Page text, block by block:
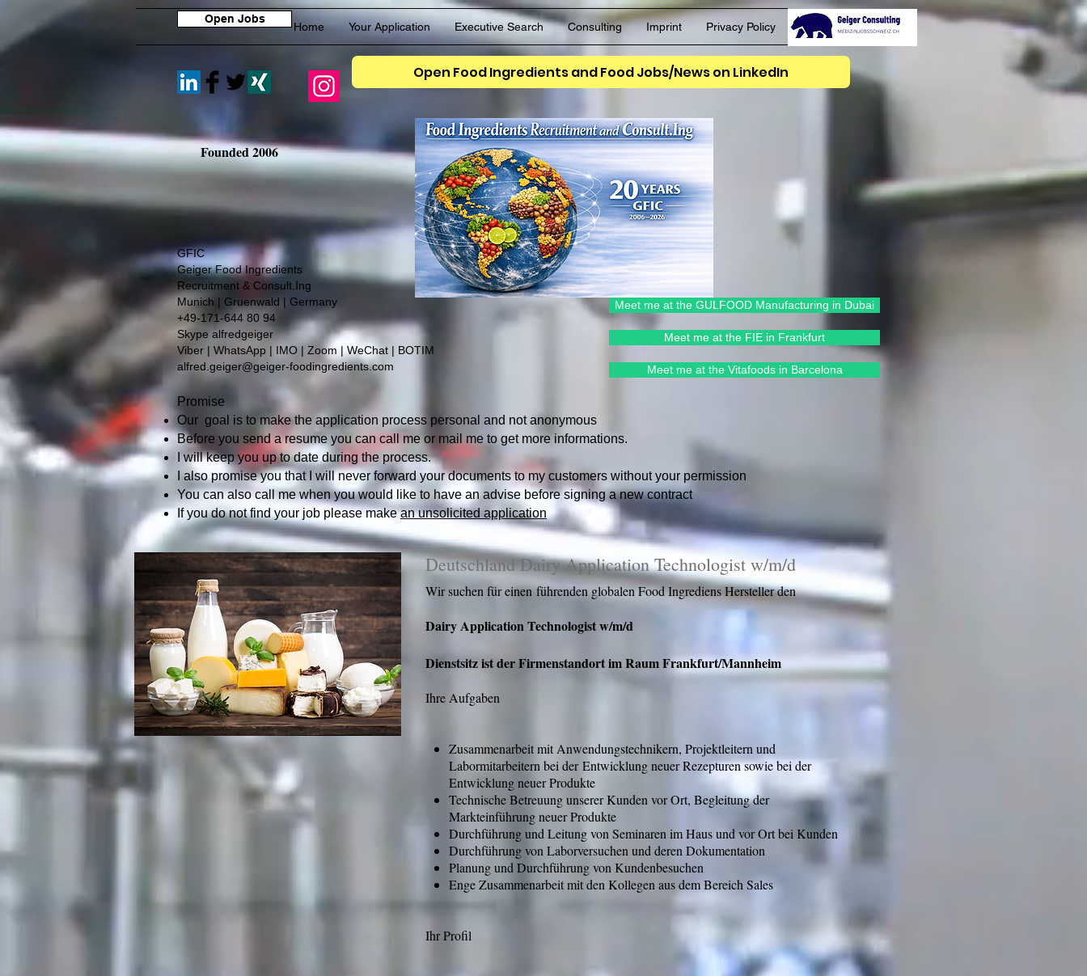
Home Your Application Executive Search Consulting Imprint Privacy Policy
Open Jobs
Open Food Ingredients and Food Jobs/News on LinkedIn
Founded 2006
GFIC
Geiger Food Ingredients
Recruitment & Consult.Ing
​Munich | Gruenwald | Germany
+49-171-644 80 94
Skype alfredgeiger
Viber | WhatsApp | IMO | Zoom | WeChat | BOTIM
alfred.geiger@geiger-foodingredients.com
Promise
Our goal is to make the application process personal and not anonymous
Before you send a resume you can call me or mail me to get more informations.
I will keep you up to date during the process.
I also promise you that I willnever forward your documents to my customers without your permission
You can also call me when you would like to have an advise before signing a new contract
If you do not find your job please makean unsolicited application
Meet me at the Vitafoods in Barcelona
Meet me at the FIE in Frankfurt
Meet me at the GULFOOD Manufacturing in Dubai
Deutschland Dairy Application Technologist w/m/d
Wir suchen für einen führenden globalen Food Ingrediens Hersteller den
Dairy Application Technologist w/m/d
Dienstsitz ist der Firmenstandort im Raum Frankfurt/Mannheim
Ihre Aufgaben
Zusammenarbeit mit Anwendungstechnikern, Projektleitern und
Labormitarbeitern bei der Entwicklung neuer Rezepturen sowie bei der
Entwicklung neuer Produkte
Technische Betreuung unserer Kunden vor Ort, Begleitung der
Markteinführung neuer Produkte
Durchführung und Leitung von Seminaren im Haus und vor Ort bei Kunden
Durchführung von Laborversuchen und deren Dokumentation
Planung und Durchführung von Kundenbesuchen
Enge Zusammenarbeit mit den Kollegen aus dem Bereich Sales
Ihr Profil